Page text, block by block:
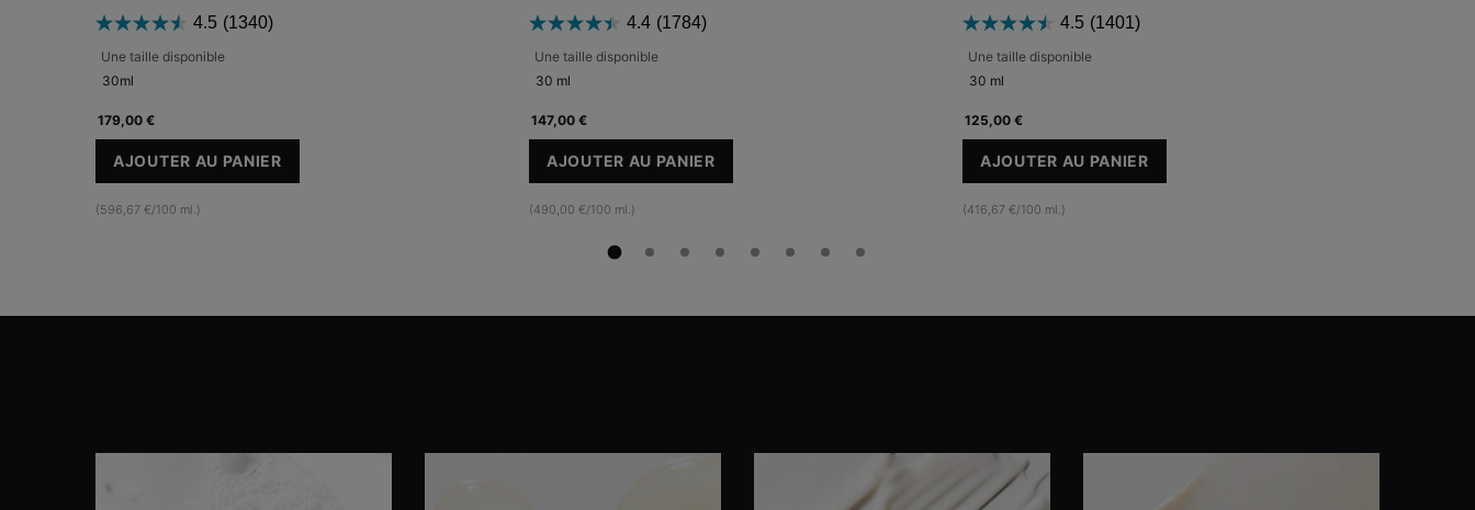
4.5 (1340)
Une taille disponible
30ml
179,00 €
AJOUTER AU PANIER
A.G.E. INTERRUPTER ULTRA SERUM
(596,67 €/100 ml.)
4.4 (1784)
Une taille disponible
30 ml
147,00 €
AJOUTER AU PANIER
P-TIOX
(490,00 €/100 ml.)
4.5 (1401)
Une taille disponible
30 ml
125,00 €
AJOUTER AU PANIER
HA INTENSIFIER MULTI-GLYCAN
(416,67 €/100 ml.)